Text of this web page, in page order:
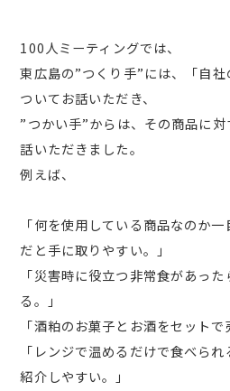
100人ミーティングでは、
東広島の”つくり手”には、「自
ついてお話いただき、
”つかい手”からは、その商品に
話いただきました。
例えば、
「何を使用している商品なのか
だと手に取りやすい。」
「災害時に役立つ非常食があっ
る。」
「酒粕のお菓子とお酒をセットで
「レンジで温めるだけで食べら
紹介しやすい。」